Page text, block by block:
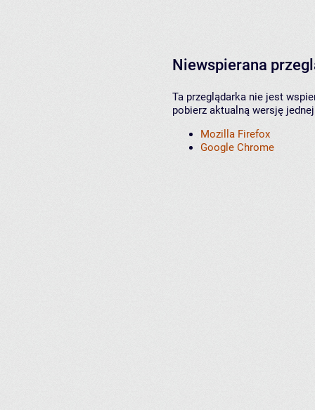
Niewspierana
Ta przeglądarka nie jest
pobierz aktualną wersję
Mozilla Firefox
Google Chrome